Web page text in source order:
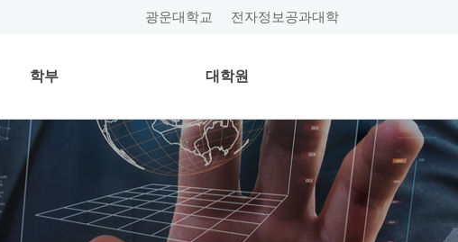
광운대학교 전자정보공과대학
학부 대학원